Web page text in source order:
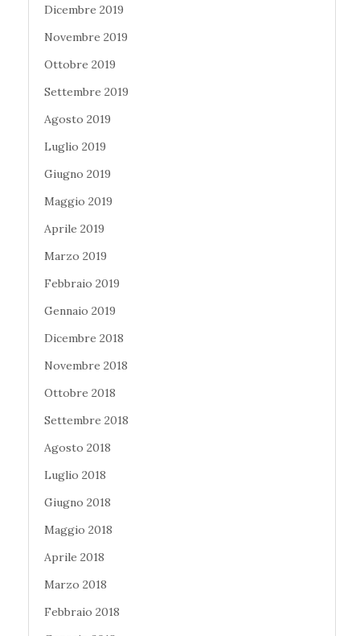
Dicembre 2019
Novembre 2019
Ottobre 2019
Settembre 2019
Agosto 2019
Luglio 2019
Giugno 2019
Maggio 2019
Aprile 2019
Marzo 2019
Febbraio 2019
Gennaio 2019
Dicembre 2018
Novembre 2018
Ottobre 2018
Settembre 2018
Agosto 2018
Luglio 2018
Giugno 2018
Maggio 2018
Aprile 2018
Marzo 2018
Febbraio 2018